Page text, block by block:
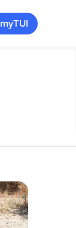
myTUI